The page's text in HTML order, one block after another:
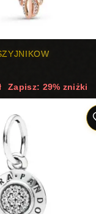
Zapisz: 29% zniżki